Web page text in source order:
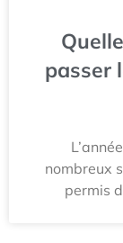
passer
nombreux
permis